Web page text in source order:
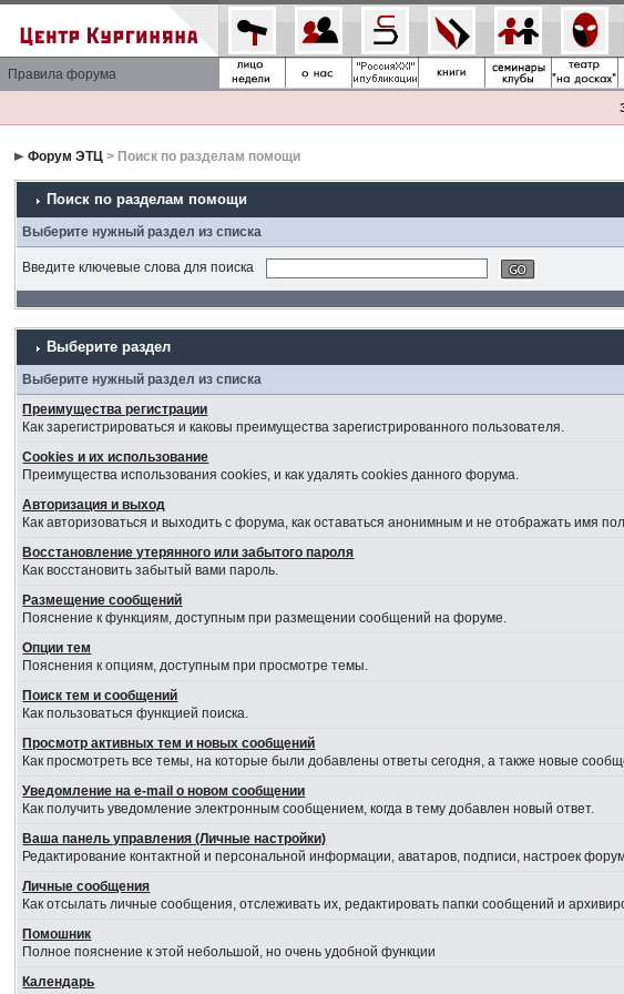
Правила форума
Форум ЭТЦ > Поиск по разделам помощи
Поиск по разделам помощи
Выберите нужный раздел из списка
Введите ключевые слова для поиска
Выберите раздел
Выберите нужный раздел из списка
Преимущества регистрации
Как зарегистрироваться и каковы преимущества зарегистрированного пользователя.
Cookies и их использование
Преимущества использования cookies, и как удалять cookies данного форума.
Авторизация и выход
Как авторизоваться и выходить с форума, как оставаться анонимным и не отображать имя
Восстановление утерянного или забытого пароля
Как восстановить забытый вами пароль.
Размещение сообщений
Пояснение к функциям, доступным при размещении сообщений на форуме.
Опции тем
Пояснения к опциям, доступным при просмотре темы.
Поиск тем и сообщений
Как пользоваться функцией поиска.
Просмотр активных тем и новых сообщений
Как просмотреть все темы, на которые были добавлены ответы сегодня, а также новые
Уведомление на е-mail о новом сообщении
Как получить уведомление электронным сообщением, когда в тему добавлен новый ответ.
Ваша панель управления (Личные настройки)
Редактирование контактной и персональной информации, аватаров, подписи, настроек
Личные сообщения
Как отсылать личные сообщения, отслеживать их, редактировать папки сообщений и
Помошник
Полное пояснение к этой небольшой, но очень удобной функции
Календарь